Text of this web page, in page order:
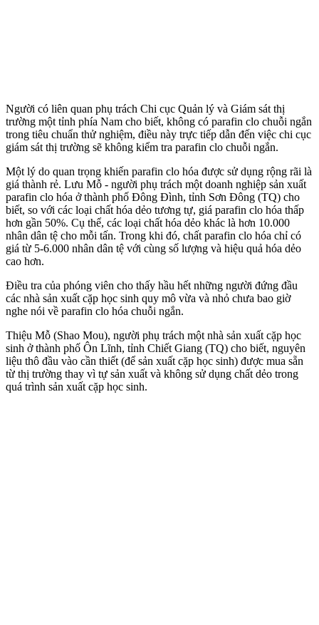
Người có liên quan phụ trách Chi cục Quản lý và Giám sát thị
trường một tỉnh phía Nam cho biết, không có parafin clo chuỗi ngắn
trong tiêu chuẩn thử nghiệm, điều này trực tiếp dẫn đến việc chi cục
giám sát thị trường sẽ không kiểm tra parafin clo chuỗi ngắn.
Một lý do quan trọng khiến parafin clo hóa được sử dụng rộng rãi là
giá thành rẻ. Lưu Mỗ - người phụ trách một doanh nghiệp sản xuất
parafin clo hóa ở thành phố Đông Đình, tỉnh Sơn Đông (TQ) cho
biết, so với các loại chất hóa dẻo tương tự, giá parafin clo hóa thấp
hơn gần 50%. Cụ thể, các loại chất hóa dẻo khác là hơn 10.000
nhân dân tệ cho mỗi tấn. Trong khi đó, chất parafin clo hóa chỉ có
giá từ 5-6.000 nhân dân tệ với cùng số lượng và hiệu quả hóa dẻo
cao hơn.
Điều tra của phóng viên cho thấy hầu hết những người đứng đầu
các nhà sản xuất cặp học sinh quy mô vừa và nhỏ chưa bao giờ
nghe nói về parafin clo hóa chuỗi ngắn.
Thiệu Mỗ (Shao Mou), người phụ trách một nhà sản xuất cặp học
sinh ở thành phố Ôn Lĩnh, tỉnh Chiết Giang (TQ) cho biết, nguyên
liệu thô đầu vào cần thiết (để sản xuất cặp học sinh) được mua sẵn
từ thị trường thay vì tự sản xuất và không sử dụng chất dẻo trong
quá trình sản xuất cặp học sinh.